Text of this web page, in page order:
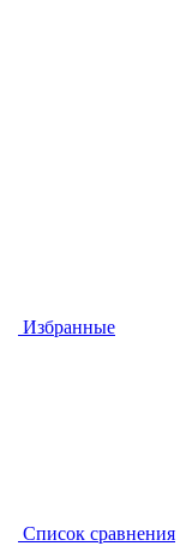
Избранные
Список сравнения